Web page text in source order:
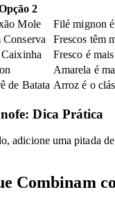
2
Mole
Filé mignon
Conserva
Frescos têm
Fresco é
Amarela é
de Batata Arroz é o
Dica Prática
adicione uma pitada
Combinam